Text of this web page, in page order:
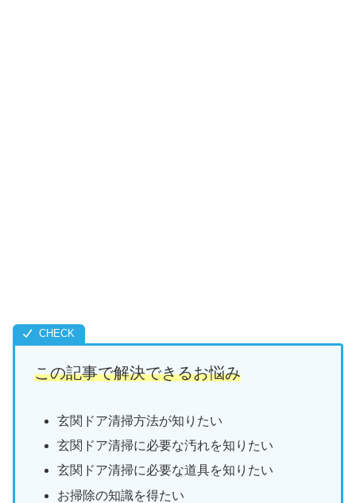
この記事で解決できるお悩み
玄関ドア清掃方法が知りたい
玄関ドア清掃に必要な汚れを知りたい
玄関ドア清掃に必要な道具を知りたい
お掃除の知識を得たい